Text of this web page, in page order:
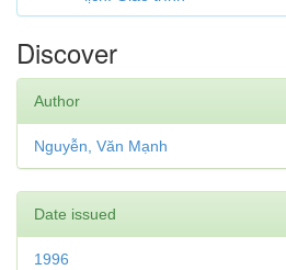
Discover
Author
Nguyễn, Văn Mạnh
Date issued
1996